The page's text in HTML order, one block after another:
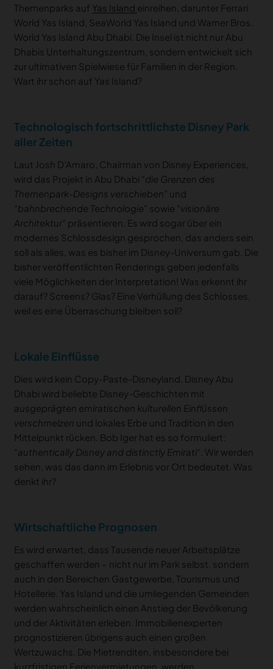
Themenparks auf Yas Island einreihen, darunter Ferrari
World Yas Island, SeaWorld Yas Island und Warner Bros.
World Yas Island Abu Dhabi. Die Insel ist nicht nur Abu
Dhabis Unterhaltungszentrum, sondern entwickelt sich
zur ultimativen Spielwiese für Familien in der Region.
Wart ihr schon auf Yas Island?
Technologisch fortschrittlichste Disney Park
aller Zeiten
Laut Josh D’Amaro, Chairman von Disney Experiences,
wird das Projekt in Abu Dhabi “ die Grenzen des
Themenpark-Designs verschieben ” und
“ bahnbrechende Technologie ” sowie “ visionäre
Architektur” präsentieren. Es wird sogar über ein
modernes Schlossdesign gesprochen, das anders sein
soll als alles, was es bisher im Disney-Universum gab. Die
bisher veröffentlichten Renderings geben jedenfalls
viele Möglichkeiten der Interpretation! Was erkennt ihr
darauf? Screens? Glas? Eine Verhüllung des Schlosses,
weil es eine Überraschung bleiben soll?
Lokale Einflüsse
Dies wird kein Copy-Paste-Disneyland. Disney Abu
Dhabi wird beliebte Disney-Geschichten mit
ausgeprägten emiratischen kulturellen Einflüssen
verschmelzen und lokales Erbe und Tradition in den
Mittelpunkt rücken. Bob Iger hat es so formuliert:
“ authentically Disney and distinctly Emirati“. Wir werden
sehen, was das dann im Erlebnis vor Ort bedeutet. Was
denkt ihr?
Wirtschaftliche Prognosen
Es wird erwartet, dass Tausende neuer Arbeitsplätze
geschaffen werden – nicht nur im Park selbst, sondern
auch in den Bereichen Gastgewerbe, Tourismus und
Hotellerie. Yas Island und die umliegenden Gemeinden
werden wahrscheinlich einen Anstieg der Bevölkerung
und der Aktivitäten erleben. Immobilienexperten
prognostizieren übrigens auch einen großen
Wertzuwachs. Die Mietrenditen, insbesondere bei
kurzfristigen Ferienvermietungen, werden